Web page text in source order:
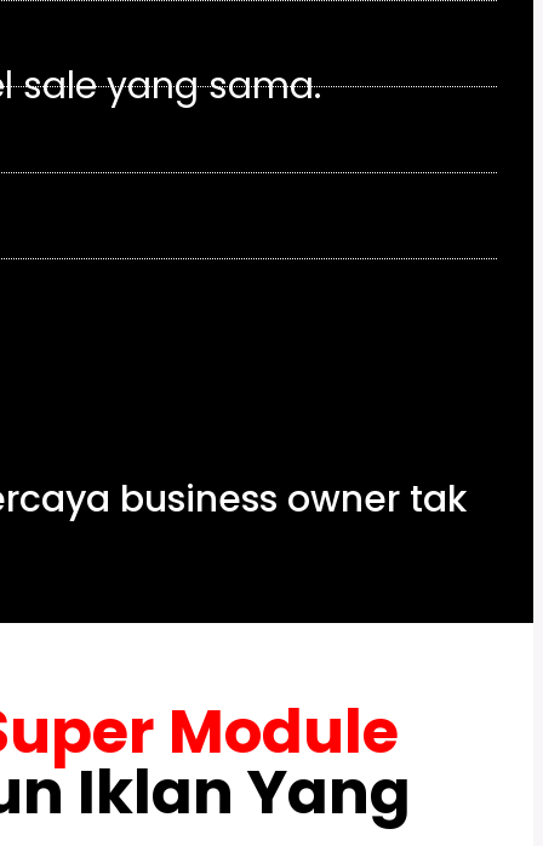
sale yang sama.
business owner tak
Module
Iklan Yang